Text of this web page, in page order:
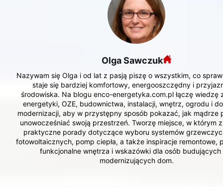
Olga Sawczuk
Nazywam się Olga i od lat z pasją piszę o wszystkim, co
staje się bardziej komfortowy, energooszczędny i
środowiska. Na blogu enco-energetyka.com.pl łączę wiedzę
energetyki, OZE, budownictwa, instalacji, wnętrz, ogrodu i
modernizacji, aby w przystępny sposób pokazać, jak mądrze
unowocześniać swoją przestrzeń. Tworzę miejsce, w którym
praktyczne porady dotyczące wyboru systemów
fotowoltaicznych, pomp ciepła, a także inspiracje remontowe,
funkcjonalne wnętrza i wskazówki dla osób budujących
modernizujących dom.